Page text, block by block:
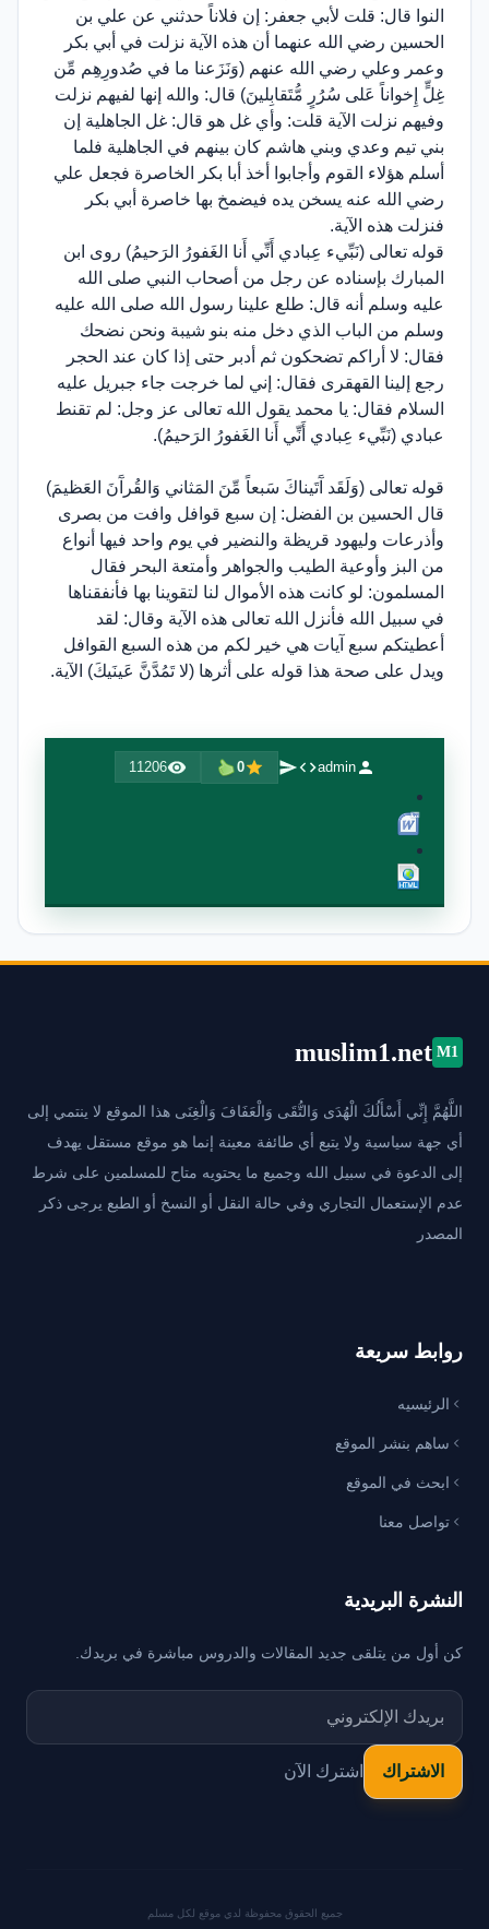
النوا قال: قلت لأبي جعفر: إن فلاناً حدثني عن علي بن
الحسين رضي الله عنهما أن هذه الآية نزلت في أبي بكر
وعمر وعلي رضي الله عنهم (وَنَزَعنا ما في صُدورِهِم مِّن
غِلٍّ إِخواناً عَلى سُرُرٍ مُّتَقابِلينَ) قال: والله إنها لفيهم نزلت
وفيهم نزلت الآية قلت: وأي غل هو قال: غل الجاهلية إن
بني تيم وعدي وبني هاشم كان بينهم في الجاهلية فلما
أسلم هؤلاء القوم وأجابوا أخذ أبا بكر الخاصرة فجعل علي
رضي الله عنه يسخن يده فيضمخ بها خاصرة أبي بكر
فنزلت هذه الآية.
قوله تعالى (نَبِّيء عِبادي أَنِّي أَنا الغَفورُ الرَحيمُ) روى ابن
المبارك بإسناده عن رجل من أصحاب النبي صلى الله
عليه وسلم أنه قال: طلع علينا رسول الله صلى الله عليه
وسلم من الباب الذي دخل منه بنو شيبة ونحن نضحك
فقال: لا أراكم تضحكون ثم أدبر حتى إذا كان عند الحجر
رجع إلينا القهقرى فقال: إني لما خرجت جاء جبريل عليه
السلام فقال: يا محمد يقول الله تعالى عز وجل: لم تقنط
عبادي (نَبِّيء عِبادي أَنِّي أَنا الغَفورُ الرَحيمُ).
قوله تعالى (وَلَقَد آَتَيناكَ سَبعاً مِّنَ المَثاني وَالقُرآَنَ العَظيمَ)
قال الحسين بن الفضل: إن سبع قوافل وافت من بصرى
وأذرعات وليهود قريظة والنضير في يوم واحد فيها أنواع
من البز وأوعية الطيب والجواهر وأمتعة البحر فقال
المسلمون: لو كانت هذه الأموال لنا لتقوينا بها فأنفقناها
في سبيل الله فأنزل الله تعالى هذه الآية وقال: لقد
أعطيتكم سبع آيات هي خير لكم من هذه السبع القوافل
ويدل على صحة هذا قوله على أثرها (لا تَمُدَّنَّ عَينَيكَ) الآية.
admin
0
11206
M1
muslim1.net
اللَّهُمَّ إِنِّي أَسْأَلُكَ الْهُدَى وَالتُّقَى وَالْعَفَافَ وَالْغِنَى هذا الموقع لا ينتمي إلى
أي جهة سياسية ولا يتبع أي طائفة معينة إنما هو موقع مستقل يهدف
إلى الدعوة في سبيل الله وجميع ما يحتويه متاح للمسلمين على شرط
عدم الإستعمال التجاري وفي حالة النقل أو النسخ أو الطبع يرجى ذكر
المصدر
روابط سريعة
الرئيسيه
ساهم بنشر الموقع
ابحث في الموقع
تواصل معنا
النشرة البريدية
كن أول من يتلقى جديد المقالات والدروس مباشرة في بريدك.
اشترك الآن
جميع الحقوق محفوظة لدي موقع لكل مسلم